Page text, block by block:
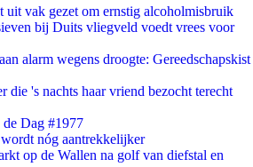
uit vak gezet om ernstig alcoholmisbruik
bij Duits vliegveld voedt vrees voor
alarm wegens droogte: Gereedschapskist
die 's nachts haar vriend bezocht terecht
Dag #1977
nóg aantrekkelijker
op de Wallen na golf van diefstal en